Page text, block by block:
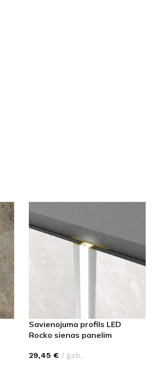
Savienojuma profils LED
Rocko sienas panelim
29,45€ gab.